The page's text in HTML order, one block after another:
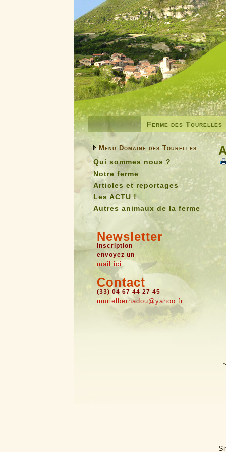
Ferme des Tourelles
Menu Domaine des Tourelles
Qui sommes nous ?
Notre ferme
Articles et reportages
Les ACTU !
Autres animaux de la ferme
Newsletter
inscription
envoyez un
mail ici
Contact
(33) 04 67 44 27 45
murielbernadou@yahoo.fr